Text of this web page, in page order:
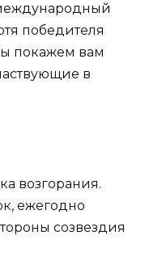
победителя
покажем вам
в
возгорания.
ежегодно
созвездия